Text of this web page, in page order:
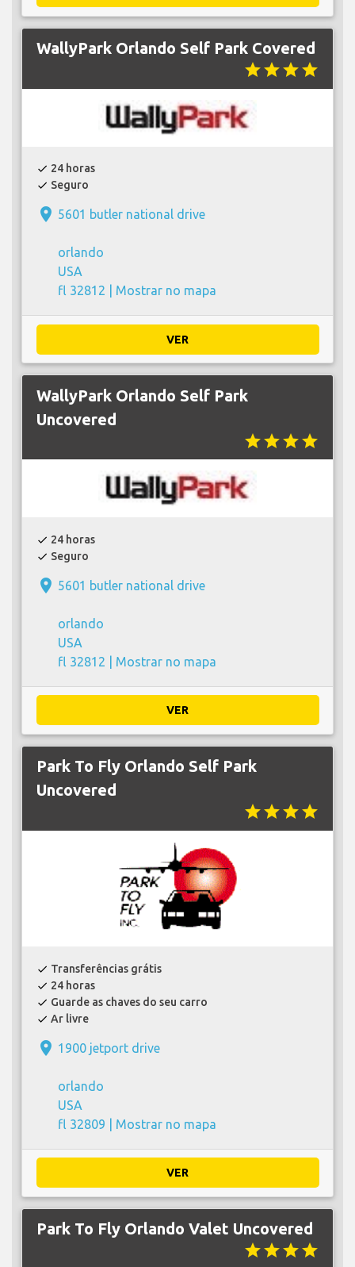
WallyPark Orlando Self Park Covered
starstarstarstar
check 24 horas
check Seguro
place 5601 butler national drive
orlando
USA
fl 32812 | Mostrar no mapa
VER
WallyPark Orlando Self Park
Uncovered
starstarstarstar
check 24 horas
check Seguro
place 5601 butler national drive
orlando
USA
fl 32812 | Mostrar no mapa
VER
Park To Fly Orlando Self Park
Uncovered
starstarstarstar
check Transferências grátis
check 24 horas
check Guarde as chaves do seu carro
check Ar livre
place 1900 jetport drive
orlando
USA
fl 32809 | Mostrar no mapa
VER
Park To Fly Orlando Valet Uncovered
starstarstarstar